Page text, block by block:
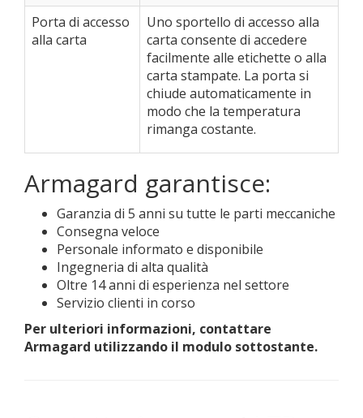
Porta di accesso
alla carta
Uno sportello di accesso alla
carta consente di accedere
facilmente alle etichette o alla
carta stampate. La porta si
chiude automaticamente in
modo che la temperatura
rimanga costante.
Armagard garantisce:
Garanzia di 5 anni su tutte le parti meccaniche
Consegna veloce
Personale informato e disponibile
Ingegneria di alta qualità
Oltre 14 anni di esperienza nel settore
Servizio clienti in corso
Per ulteriori informazioni, contattare
Armagard utilizzando il modulo sottostante.